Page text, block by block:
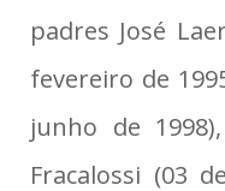
padres José
fevereiro de
junho de
Fracalossi (03